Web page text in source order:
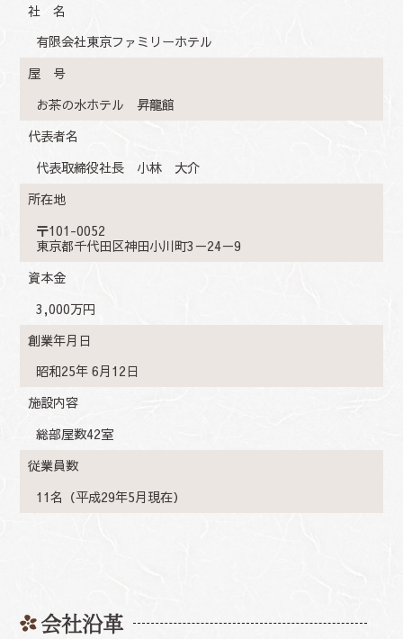
社 名
有限会社東京ファミリーホテル
屋 号
お茶の水ホテル 昇龍館
代表者名
代表取締役社長 小林 大介
所在地
〒101-0052
東京都千代田区神田小川町3－24－9
資本金
3,000万円
創業年月日
昭和25年 6月12日
施設内容
総部屋数42室
従業員数
11名（平成29年5月現在）
会社沿革